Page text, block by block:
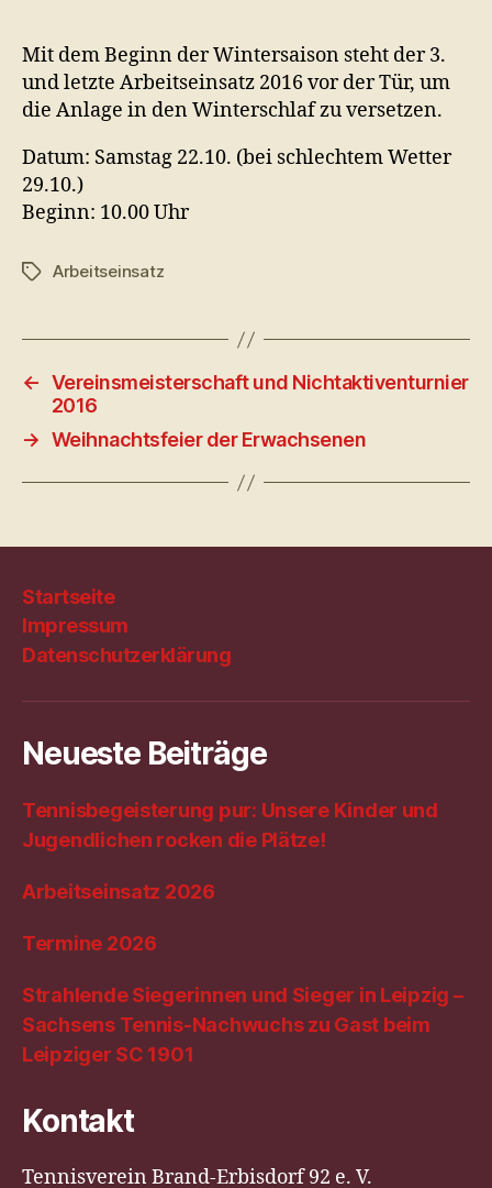
Mit dem Beginn der Wintersaison steht der 3.
und letzte Arbeitseinsatz 2016 vor der Tür, um
die Anlage in den Winterschlaf zu versetzen.
Datum: Samstag 22.10. (bei schlechtem Wetter
29.10.)
Beginn: 10.00 Uhr
Schlagwörter
Arbeitseinsatz
← Vereinsmeisterschaft und Nichtaktiventurnier
2016
→ Weihnachtsfeier der Erwachsenen
Startseite
Impressum
Datenschutzerklärung
Neueste Beiträge
Tennisbegeisterung pur: Unsere Kinder und
Jugendlichen rocken die Plätze!
Arbeitseinsatz 2026
Termine 2026
Strahlende Siegerinnen und Sieger in Leipzig –
Sachsens Tennis-Nachwuchs zu Gast beim
Leipziger SC 1901
Kontakt
Tennisverein Brand-Erbisdorf 92 e. V.